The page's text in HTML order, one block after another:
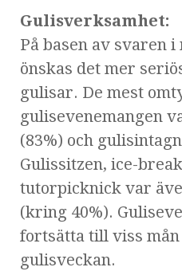
Gulisverksamhet:
På basen av svaren
önskas det mer
gulisar. De mest
gulisevenemangen
(83%) och
Gulissitzen, ice-
tutorpicknick var
(kring 40%).
fortsätta till viss
gulisveckan.